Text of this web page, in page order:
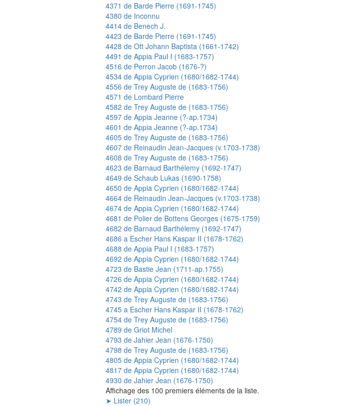
4371 de Barde Pierre (1691-1745)
4380 de Inconnu
4414 de Benech J.
4423 de Barde Pierre (1691-1745)
4428 de Ott Johann Baptista (1661-1742)
4491 de Appia Paul I (1683-1757)
4516 de Perron Jacob (1676-?)
4534 de Appia Cyprien (1680/1682-1744)
4556 de Trey Auguste de (1683-1756)
4571 de Lombard Pierre
4582 de Trey Auguste de (1683-1756)
4597 de Appia Jeanne (?-ap.1734)
4601 de Appia Jeanne (?-ap.1734)
4605 de Trey Auguste de (1683-1756)
4607 de Reinaudin Jean-Jacques (v.1703-1738)
4608 de Trey Auguste de (1683-1756)
4623 de Barnaud Barthélemy (1692-1747)
4649 de Schaub Lukas (1690-1758)
4650 de Appia Cyprien (1680/1682-1744)
4664 de Reinaudin Jean-Jacques (v.1703-1738)
4674 de Appia Cyprien (1680/1682-1744)
4681 de Polier de Bottens Georges (1675-1759)
4682 de Barnaud Barthélemy (1692-1747)
4686 a Escher Hans Kaspar II (1678-1762)
4688 de Appia Paul I (1683-1757)
4692 de Appia Cyprien (1680/1682-1744)
4723 de Bastie Jean (1711-ap.1755)
4726 de Appia Cyprien (1680/1682-1744)
4742 de Appia Cyprien (1680/1682-1744)
4743 de Trey Auguste de (1683-1756)
4745 a Escher Hans Kaspar II (1678-1762)
4754 de Trey Auguste de (1683-1756)
4789 de Griot Michel
4793 de Jahier Jean (1676-1750)
4798 de Trey Auguste de (1683-1756)
4805 de Appia Cyprien (1680/1682-1744)
4817 de Appia Cyprien (1680/1682-1744)
4930 de Jahier Jean (1676-1750)
Affichage des 100 premiers éléments de la liste.
➤ Lister (210)